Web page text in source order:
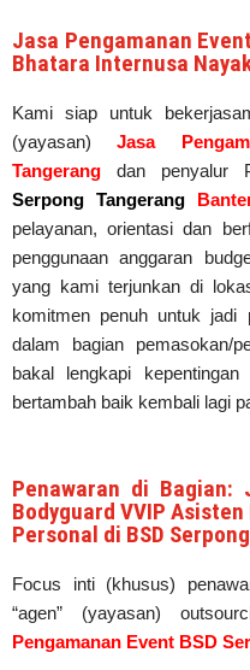
Jasa Pengamanan
Bhatara Internusa
Kami siap untuk
(yayasan)Jasa
Tangerang dan penyalur
Serpong Tangerang
pelayanan, orientasi dan
penggunaan anggaran
yang kami terjunkan di
komitmen penuh untuk jadi
dalam bagian pemasokan/
bakal lengkapi
bertambah baik kembali lagi
Penawaran di Bagian:
Bodyguard VVIP
Personal di BSD
Focus inti (khusus)
“agen” (yayasan)
Pengamanan Event BSD